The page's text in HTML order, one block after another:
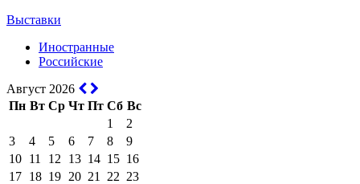
Выставки
Иностранные
Российские
Август 2026
Пн Вт Ср Чт Пт Сб Вс
1
2
3
4 5 6 7 8
9
10 11 12 13 14 15 16
17 18 19 20 21 22 23